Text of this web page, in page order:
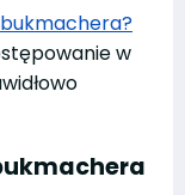
bukmachera?
w